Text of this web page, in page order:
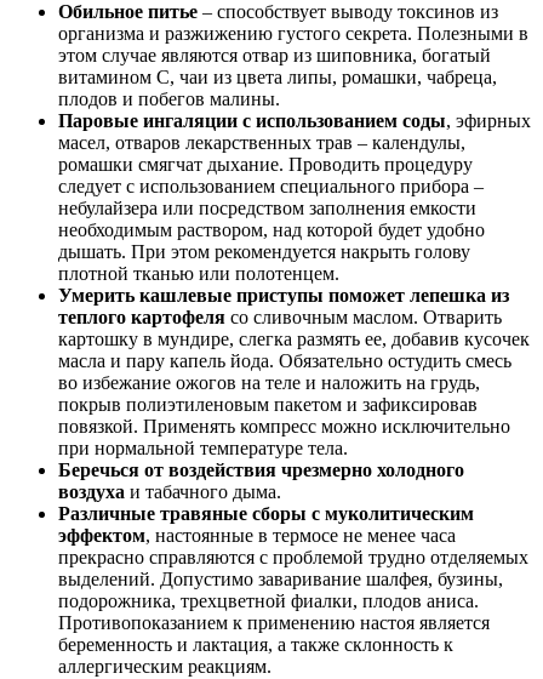
Обильное питье – способствует выводу токсинов из
организма и разжижению густого секрета. Полезными в
этом случае являются отвар из шиповника, богатый
витамином C, чаи из цвета липы, ромашки, чабреца,
плодов и побегов малины.
Паровые ингаляции с использованием соды, эфирных
масел, отваров лекарственных трав – календулы,
ромашки смягчат дыхание. Проводить процедуру
следует с использованием специального прибора –
небулайзера или посредством заполнения емкости
необходимым раствором, над которой будет удобно
дышать. При этом рекомендуется накрыть голову
плотной тканью или полотенцем.
Умерить кашлевые приступы поможет лепешка из
теплого картофеля со сливочным маслом. Отварить
картошку в мундире, слегка размять ее, добавив кусочек
масла и пару капель йода. Обязательно остудить смесь
во избежание ожогов на теле и наложить на грудь,
покрыв полиэтиленовым пакетом и зафиксировав
повязкой. Применять компресс можно исключительно
при нормальной температуре тела.
Беречься от воздействия чрезмерно холодного
воздуха и табачного дыма.
Различные травяные сборы с муколитическим
эффектом, настоянные в термосе не менее часа
прекрасно справляются с проблемой трудно отделяемых
выделений. Допустимо заваривание шалфея, бузины,
подорожника, трехцветной фиалки, плодов аниса.
Противопоказанием к применению настоя является
беременность и лактация, а также склонность к
аллергическим реакциям.